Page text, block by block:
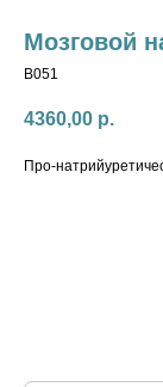
Мозговой
B051
4360,00 р.
Про-